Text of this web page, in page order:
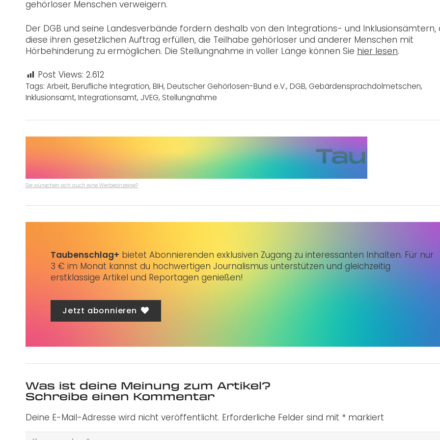
gehörloser Menschen verweigern.
Der DGB und seine Landesverbände fordern deshalb von den Integrations- und Inklusionsämtern,
diese ihren gesetzlichen Auftrag erfüllen, die Teilhabe gehörloser und anderer Menschen mit
Hörbehinderung zu ermöglichen. Die Stellungnahme in voller Länge können Sie hier lesen.
Post Views: 2.612
Tags: Arbeit, Berufliche Integration, BIH, Deutscher Gehörlosen-Bund e.V., DGB, Gebärdensprachdolmetschen,
Inklusionsamt, Integrationsamt, JVEG, Stellungnahme
Sie wünschen sich auch eine Werbeanzeige?
Taubenschlag+ bietet Abonnierenden exklusiven Zugang zu interessanten Inhalten. Für nur
3 € im Monat kannst du hochwertigen Journalismus unterstützen und gleichzeitig
erstklassige Artikel und Reportagen genießen!
Jetzt abonnieren
Was ist deine Meinung zum Artikel?
Schreibe einen Kommentar
Deine E-Mail-Adresse wird nicht veröffentlicht. Erforderliche Felder sind mit * markiert